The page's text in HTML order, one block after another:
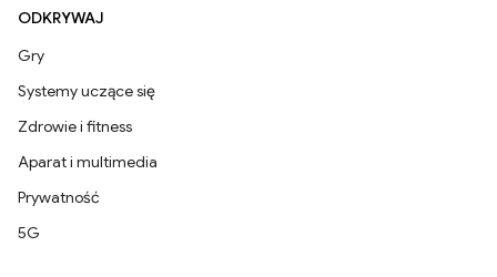
ODKRYWAJ
Gry
Systemy uczące się
Zdrowie i fitness
Aparat i multimedia
Prywatność
5G